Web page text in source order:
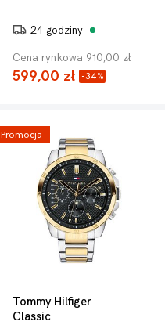
24 godziny
Cena rynkowa 910,00 zł
599,00 zł -34%
Promocja
Tommy Hilfiger
Classic